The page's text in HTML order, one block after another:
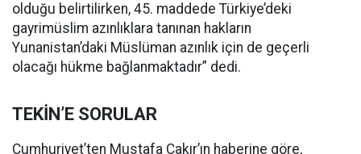
olduğu belirtilirken, 45. maddede Türkiye’deki
gayrimüslim azınlıklara tanınan hakların
Yunanistan’daki Müslüman azınlık için de geçerli
olacağı hükme bağlanmaktadır” dedi.
TEKİN’E SORULAR
Cumhuriyet’ten Mustafa Çakır’ın haberine göre,